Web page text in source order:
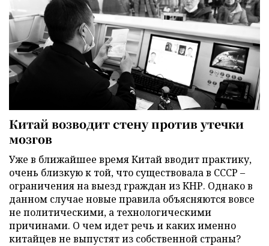
Китай возводит стену против утечки
мозгов
Уже в ближайшее время Китай вводит практику,
очень близкую к той, что существовала в СССР –
ограничения на выезд граждан из КНР. Однако в
данном случае новые правила объясняются вовсе
не политическими, а технологическими
причинами. О чем идет речь и каких именно
китайцев не выпустят из собственной страны?